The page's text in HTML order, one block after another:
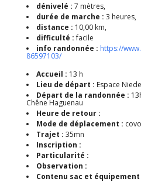
dénivelé : 7 mètres,
durée de marche : 3 heures,
distance : 10,00 km,
difficulté :facile
info randonnée : https://
86597103/
Accueil : 13 h
Lieu de départ : Espace
Départ de la randonnée :
Chêne Haguenau
Heure de retour :
Mode de déplacement :
Trajet : 35mn
Inscription :
Particularité :
Observation :
Contenu sac et équipement